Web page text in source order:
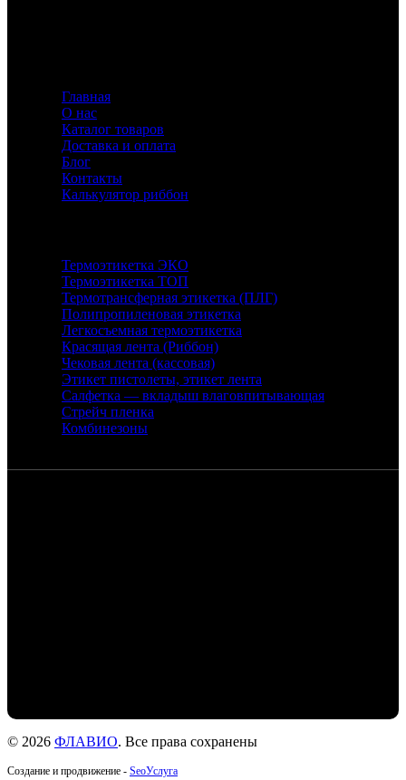
Главная
О нас
Каталог товаров
Доставка и оплата
Блог
Контакты
Калькулятор риббон
Термоэтикетка ЭКО
Термоэтикетка ТОП
Термотрансферная этикетка (ПЛГ)
Полипропиленовая этикетка
Легкосъемная термоэтикетка
Красящая лента (Риббон)
Чековая лента (кассовая)
Этикет пистолеты, этикет лента
Салфетка — вкладыш влаговпитывающая
Стрейч пленка
Комбинезоны
© 2026 ФЛАВИО. Все права сохранены
Создание и продвижение - SeoУслуга